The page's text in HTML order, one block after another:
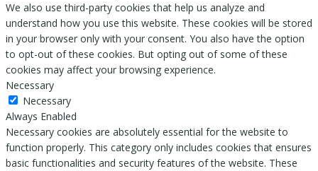
We also use third-party cookies that help us analyze and
understand how you use this website. These cookies will be stored
in your browser only with your consent. You also have the option
to opt-out of these cookies. But opting out of some of these
cookies may affect your browsing experience.
Necessary
Necessary
Always Enabled
Necessary cookies are absolutely essential for the website to
function properly. This category only includes cookies that ensures
basic functionalities and security features of the website. These